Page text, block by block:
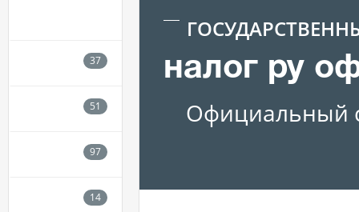
налог ру
Официальный